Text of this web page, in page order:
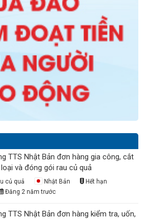
TTS Nhật Bản đơn hàng gia công, cắt
và đóng gói rau củ quả
củ quả Nhật Bản
Hết hạn
Đăng 2 năm trước
TTS Nhật Bản đơn hàng kiểm tra, uốn,